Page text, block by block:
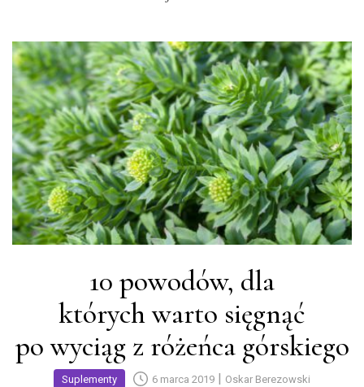
10 powodów, dla
których warto sięgnąć
po wyciąg z różeńca górskiego
Suplementy 6 marca 2019 | Oskar Berezowski